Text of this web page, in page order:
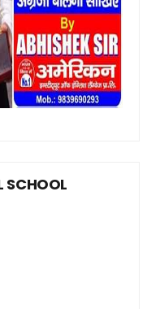
SCHOOL